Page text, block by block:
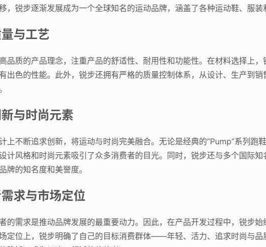
，锐步逐渐发展成为一个全球知名的运动品牌，涵盖了各种运动鞋、服装
与工艺
品质的产品理念，注重产品的舒适性、耐用性和功能性。在材料选择上
出色的性能。此外，锐步还拥有严格的质量控制体系，从设计、生产到
与时尚元素
上不断追求创新，将运动与时尚完美融合。无论是经典的“Pump”系列跑
计风格和时尚元素吸引了众多消费者的目光。同时，锐步还与多个国际知
牌的知名度和美誉度。
求与市场定位
的需求是推动品牌发展的最重要动力。因此，在产品开发过程中，锐步
定位上，锐步明确了自己的目标消费群体——年轻、活力、追求时尚与